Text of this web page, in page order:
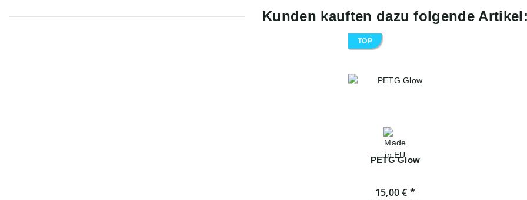
Kunden kauften dazu folgende
TOP
PETG Glow
15,00 €*